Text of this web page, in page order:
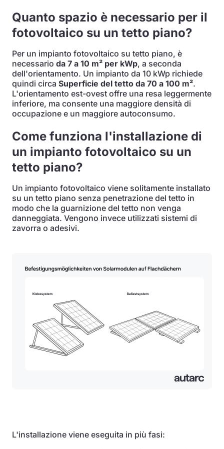
Quanto spazio è necessario per il
fotovoltaico su un tetto piano?
Per un impianto fotovoltaico su tetto piano, è
necessario da 7 a 10 m² per kWp, a seconda
dell'orientamento. Un impianto da 10 kWp richiede
quindi circa Superficie del tetto da 70 a 100 m².
L'orientamento est-ovest offre una resa leggermente
inferiore, ma consente una maggiore densità di
occupazione e un maggiore autoconsumo.
Come funziona l'installazione di
un impianto fotovoltaico su un
tetto piano?
Un impianto fotovoltaico viene solitamente installato
su un tetto piano senza penetrazione del tetto in
modo che la guarnizione del tetto non venga
danneggiata. Vengono invece utilizzati sistemi di
zavorra o adesivi.
L'installazione viene eseguita in più fasi: